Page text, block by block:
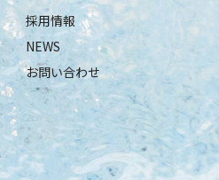
採用情報
NEWS
お問い合わせ